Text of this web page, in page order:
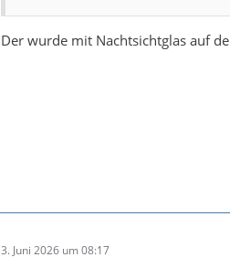
Der wurde mit Nachtsichtglas auf
3. Juni 2026 um 08:17